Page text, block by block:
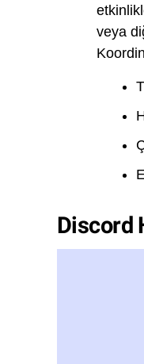
veya
Discord